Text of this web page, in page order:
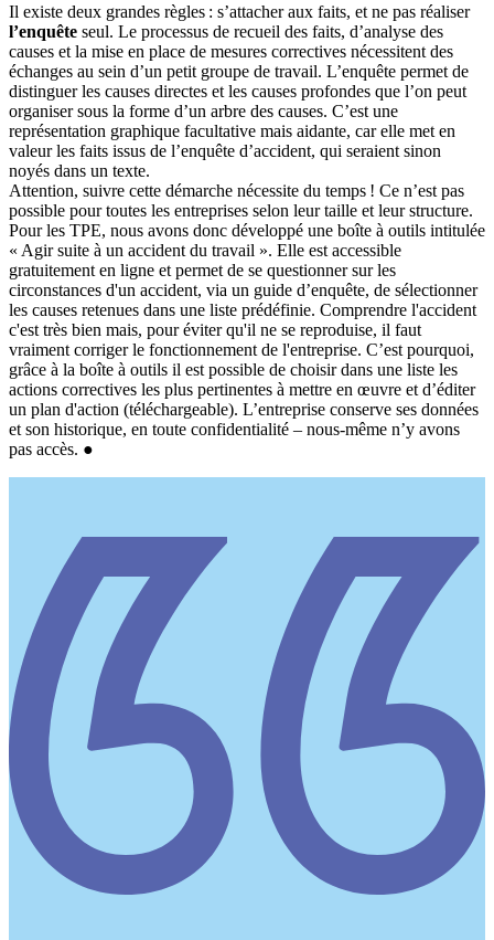
Il existe deux grandes règles : s’attacher aux faits, et ne pas réaliser
l’enquête seul. Le processus de recueil des faits, d’analyse des
causes et la mise en place de mesures correctives nécessitent des
échanges au sein d’un petit groupe de travail. L’enquête permet de
distinguer les causes directes et les causes profondes que l’on peut
organiser sous la forme d’un arbre des causes. C’est une
représentation graphique facultative mais aidante, car elle met en
valeur les faits issus de l’enquête d’accident, qui seraient sinon
noyés dans un texte.
Attention, suivre cette démarche nécessite du temps ! Ce n’est pas
possible pour toutes les entreprises selon leur taille et leur structure.
Pour les TPE, nous avons donc développé une boîte à outils intitulée
« Agir suite à un accident du travail ». Elle est accessible
gratuitement en ligne et permet de se questionner sur les
circonstances d'un accident, via un guide d’enquête, de sélectionner
les causes retenues dans une liste prédéfinie. Comprendre l'accident
c'est très bien mais, pour éviter qu'il ne se reproduise, il faut
vraiment corriger le fonctionnement de l'entreprise. C’est pourquoi,
grâce à la boîte à outils il est possible de choisir dans une liste les
actions correctives les plus pertinentes à mettre en œuvre et d’éditer
un plan d'action (téléchargeable). L’entreprise conserve ses données
et son historique, en toute confidentialité – nous-même n’y avons
pas accès. ●